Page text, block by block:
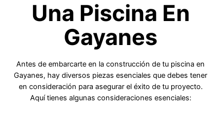
Una Piscina En
Gayanes
Antes de embarcarte en la construcción de tu piscina en
Gayanes, hay diversos piezas esenciales que debes tener
en consideración para asegurar el éxito de tu proyecto.
Aquí tienes algunas consideraciones esenciales: